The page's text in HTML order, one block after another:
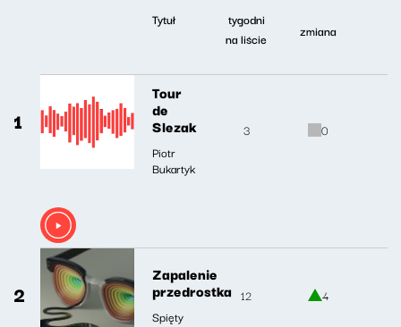
Tytuł
tygodni
na liście
zmiana
1
Tour
de
Slezak
Piotr
Bukartyk
3 0
2
Zapalenie
przedrostka
Spięty
12 4